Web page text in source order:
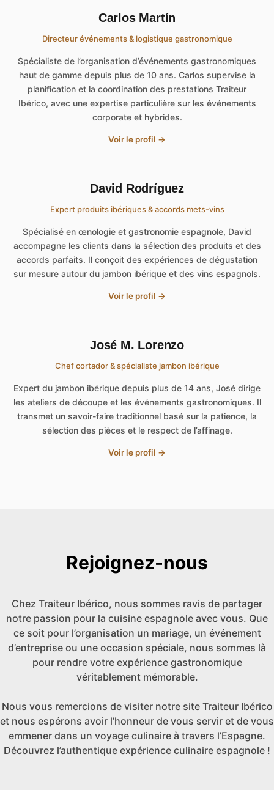
Carlos Martín
Directeur événements & logistique gastronomique
Spécialiste de l’organisation d’événements gastronomiques
haut de gamme depuis plus de 10 ans. Carlos supervise la
planification et la coordination des prestations Traiteur
Ibérico, avec une expertise particulière sur les événements
corporate et hybrides.
Voir le profil →
David Rodríguez
Expert produits ibériques & accords mets-vins
Spécialisé en œnologie et gastronomie espagnole, David
accompagne les clients dans la sélection des produits et des
accords parfaits. Il conçoit des expériences de dégustation
sur mesure autour du jambon ibérique et des vins espagnols.
Voir le profil →
José M. Lorenzo
Chef cortador & spécialiste jambon ibérique
Expert du jambon ibérique depuis plus de 14 ans, José dirige
les ateliers de découpe et les événements gastronomiques. Il
transmet un savoir-faire traditionnel basé sur la patience, la
sélection des pièces et le respect de l’affinage.
Voir le profil →
Rejoignez-nous
Chez Traiteur Ibérico, nous sommes ravis de partager
notre passion pour la cuisine espagnole avec vous. Que
ce soit pour l’organisation un mariage, un événement
d’entreprise ou une occasion spéciale, nous sommes là
pour rendre votre expérience gastronomique
véritablement mémorable.
Nous vous remercions de visiter notre site Traiteur Ibérico
et nous espérons avoir l’honneur de vous servir et de vous
emmener dans un voyage culinaire à travers l’Espagne.
Découvrez l’authentique expérience culinaire espagnole !